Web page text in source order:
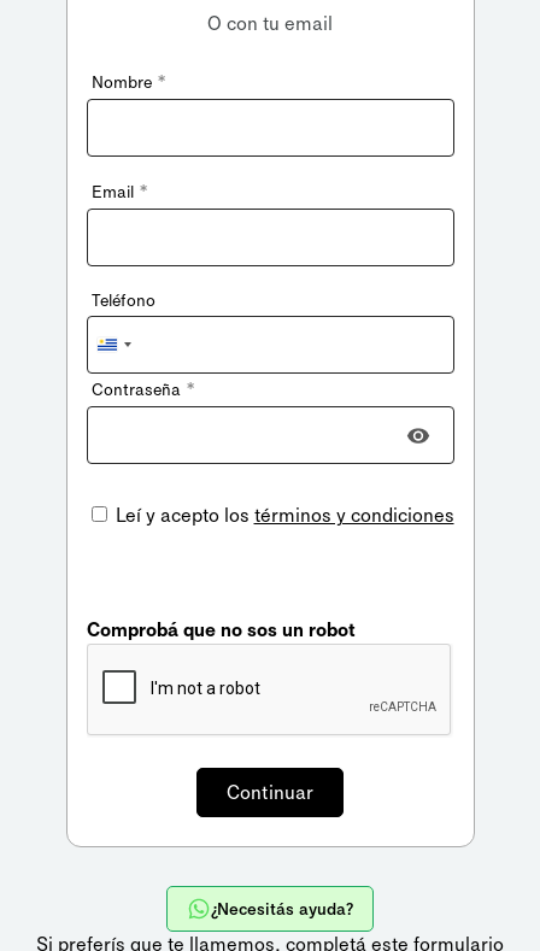
O con tu email
Nombre *
Email *
Teléfono
Uruguay
+598
Contraseña *
Leí y acepto los términos y condiciones
Comprobá que no sos un robot
¿Necesitás ayuda?
Si preferís que te llamemos, completá este formulario